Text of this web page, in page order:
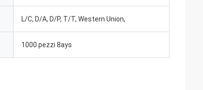
L/C, D/A, D/P, T/T, Western Union,
1000 pezzi 8ays